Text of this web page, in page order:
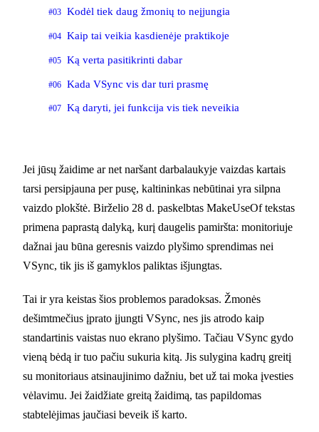
#03 Kodėl tiek daug žmonių to neįjungia
#04 Kaip tai veikia kasdienėje praktikoje
#05 Ką verta pasitikrinti dabar
#06 Kada VSync vis dar turi prasmę
#07 Ką daryti, jei funkcija vis tiek neveikia
Jei jūsų žaidime ar net naršant darbalaukyje vaizdas kartais
tarsi persipjauna per pusę, kaltininkas nebūtinai yra silpna
vaizdo plokštė. Birželio 28 d. paskelbtas MakeUseOf tekstas
primena paprastą dalyką, kurį daugelis pamiršta: monitoriuje
dažnai jau būna geresnis vaizdo plyšimo sprendimas nei
VSync, tik jis iš gamyklos paliktas išjungtas.
Tai ir yra keistas šios problemos paradoksas. Žmonės
dešimtmečius įprato įjungti VSync, nes jis atrodo kaip
standartinis vaistas nuo ekrano plyšimo. Tačiau VSync gydo
vieną bėdą ir tuo pačiu sukuria kitą. Jis sulygina kadrų greitį
su monitoriaus atsinaujinimo dažniu, bet už tai moka įvesties
vėlavimu. Jei žaidžiate greitą žaidimą, tas papildomas
stabtelėjimas jaučiasi beveik iš karto.